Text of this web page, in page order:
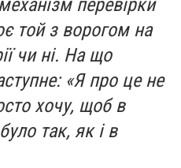
перевірки
той з ворогом на
чи ні. На що
«Я про це не
хочу, щоб в
так, як і в